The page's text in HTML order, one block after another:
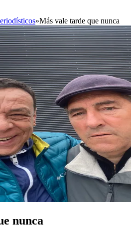
»Más vale tarde que nunca
nunca